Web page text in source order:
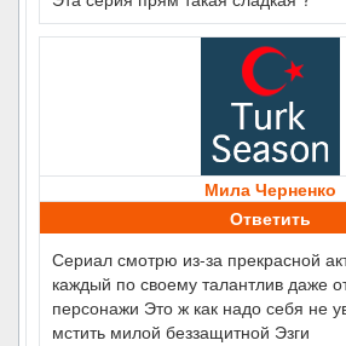
Мила Черненко
Ответить
Сериал смотрю из-за прекрасной
каждый по своему талантлив даже
персонажи Это ж как надо себя не
мстить милой беззащитной Эзги